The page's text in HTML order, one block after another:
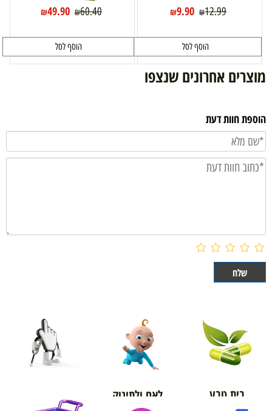
₪12.99
₪9.90
הוסף לסל
₪60.40
₪49.90
הוסף לסל
מוצרים אחרונים שנצפו
הוספת חוות דעת
בית טבע לאם ולתינוק